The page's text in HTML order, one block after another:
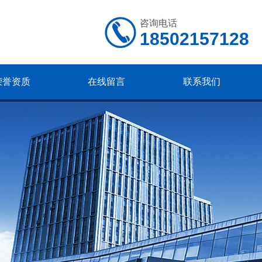
咨询电话
18502157128
誉资质 在线留言 联系我们